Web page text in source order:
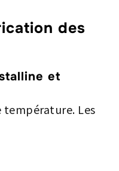
des
et
température. Les